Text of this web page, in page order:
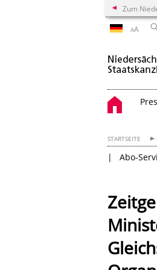
Zum
AA
STARTSEITE
Abo-